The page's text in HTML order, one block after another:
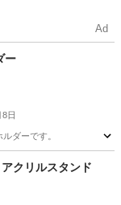
Ad
ー
8日
ダーです。
クリルスタンド